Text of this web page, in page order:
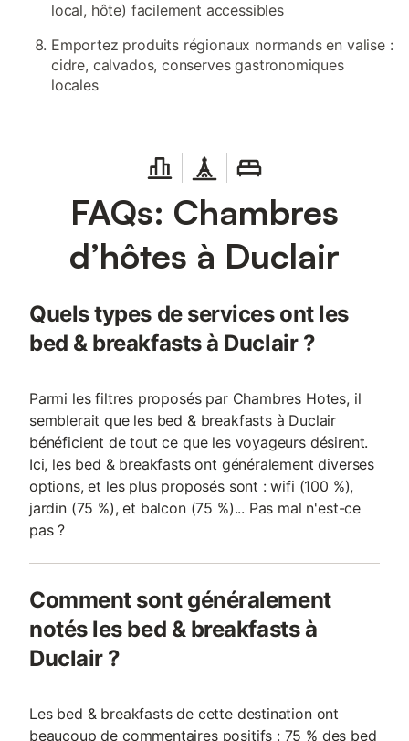
local, hôte) facilement accessibles
Emportez produits régionaux normands en valise :
cidre, calvados, conserves gastronomiques
locales
FAQs: Chambres
d’hôtes à Duclair
Quels types de services ont les
bed & breakfasts à Duclair ?
Parmi les filtres proposés par Chambres Hotes, il
semblerait que les bed & breakfasts à Duclair
bénéficient de tout ce que les voyageurs désirent.
Ici, les bed & breakfasts ont généralement diverses
options, et les plus proposés sont : wifi (100 %),
jardin (75 %), et balcon (75 %)... Pas mal n'est-ce
pas ?
Comment sont généralement
notés les bed & breakfasts à
Duclair ?
Les bed & breakfasts de cette destination ont
beaucoup de commentaires positifs : 75 % des bed